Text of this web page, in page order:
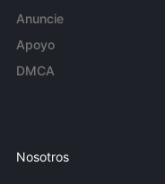
Anuncie
Apoyo
DMCA
Nosotros